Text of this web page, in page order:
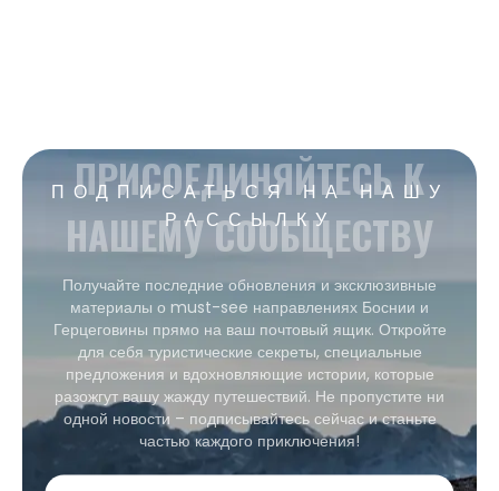
ПОДПИСАТЬСЯ НА НАШУ
РАССЫЛКУ
ПРИСОЕДИНЯЙТЕСЬ К
НАШЕМУ СООБЩЕСТВУ
Получайте последние обновления и эксклюзивные
материалы о must-see направлениях Боснии и
Герцеговины прямо на ваш почтовый ящик. Откройте
для себя туристические секреты, специальные
предложения и вдохновляющие истории, которые
разожгут вашу жажду путешествий. Не пропустите ни
одной новости – подписывайтесь сейчас и станьте
частью каждого приключения!